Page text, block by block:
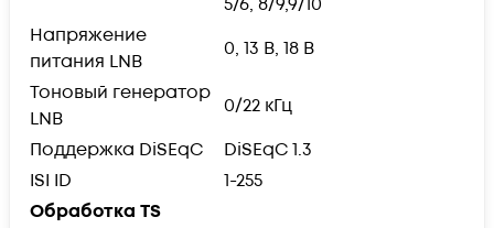
Напряжение
питания LNB
0, 13 В, 18 В
Тоновый генератор
LNB
0/22 кГц
Поддержка DiSEqC
DiSEqC 1.3
ISI ID
1-255
Обработка TS